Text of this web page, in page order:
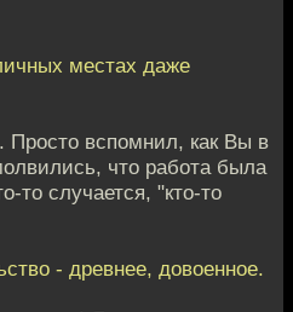
местах даже
вспомнил, как Вы в
что работа была
то случается, "кто-то
- древнее, довоенное.